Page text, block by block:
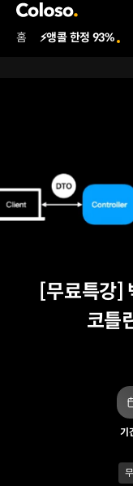
콜로소
Coloso Menu
홈 ⚡앵콜 한정 93%
[무료특강]
코틀
기